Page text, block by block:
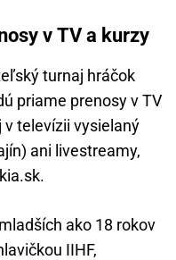
v TV a kurzy
turnaj hráčok
priame prenosy v TV
televízii vysielaný
ani livestreamy,
ako 18 rokov
IIHF,